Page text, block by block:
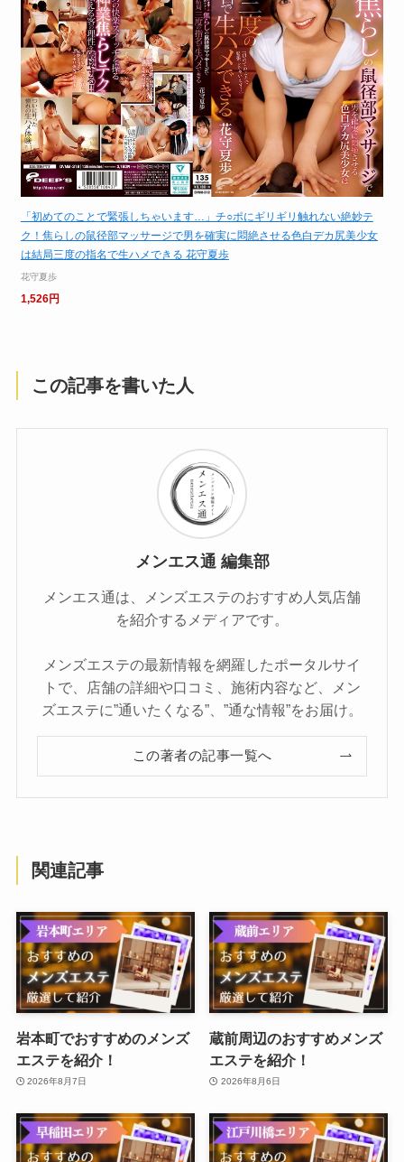
「初めてのことで緊張しちゃいます…」チ○ポにギリギリ触れない絶妙テ
ク！焦らしの鼠径部マッサージで男を確実に悶絶させる色白デカ尻美少女
は結局三度の指名で生ハメできる 花守夏歩
花守夏歩
1,526円
この記事を書いた人
メンエス通 編集部
メンエス通は、メンズエステのおすすめ人気店舗
を紹介するメディアです。
メンズエステの最新情報を網羅したポータルサイ
トで、店舗の詳細や口コミ、施術内容など、メン
ズエステに”通いたくなる”、”通な情報”をお届け。
この著者の記事一覧へ
関連記事
岩本町でおすすめのメンズ
エステを紹介！
2026年8月7日
蔵前周辺のおすすめメンズ
エステを紹介！
2026年8月6日